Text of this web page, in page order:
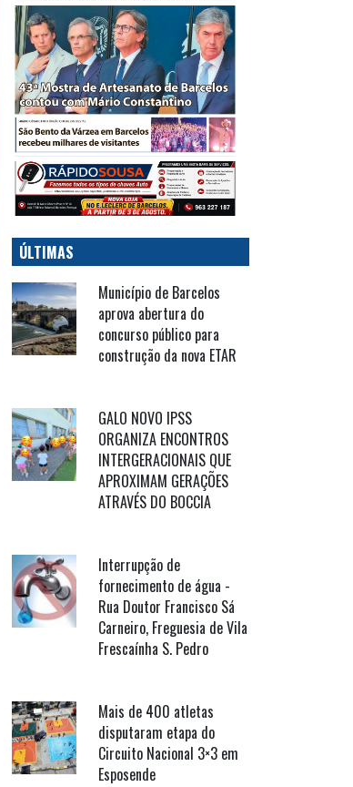
ÚLTIMAS
Município de Barcelos
aprova abertura do
concurso público para
construção da nova ETAR
GALO NOVO IPSS
ORGANIZA ENCONTROS
INTERGERACIONAIS QUE
APROXIMAM GERAÇÕES
ATRAVÉS DO BOCCIA
Interrupção de
fornecimento de água -
Rua Doutor Francisco Sá
Carneiro, Freguesia de Vila
Frescaínha S. Pedro
Mais de 400 atletas
disputaram etapa do
Circuito Nacional 3×3 em
Esposende